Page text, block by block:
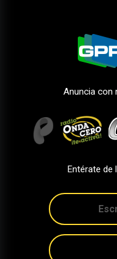
Anuncia con
Entérate de